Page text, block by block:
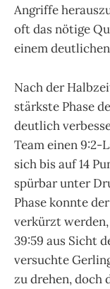
Angriffe
oft das nötige
einem
Nach der
stärkste Phase
deutlich
Team einen 9:2-
sich bis auf 14
spürbar unter
Phase konnte
verkürzt
39:59 aus Sicht
versuchte
zu drehen, doch